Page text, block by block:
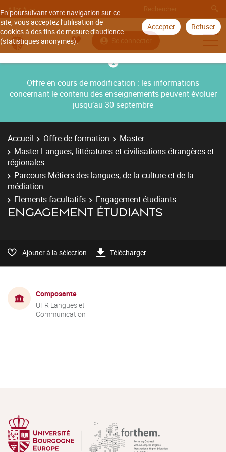
En poursuivant votre navigation sur ce
site, vous acceptez l'utilisation de
cookies à des fins de mesure d'audience
(statistiques anonymes).
Accepter Refuser
Aller à
Se connecter
Offre en cours de modification : les informations
concernant le contenu des enseignements peuvent évoluer
jusqu’au 30 septembre
Accueil Offre de formation
Master
Master Langues, littératures et civilisations étrangères et
régionales
Parcours Métiers des langues, de la culture et de la
médiation
Elements facultatifs
Engagement étudiants
ENGAGEMENT ÉTUDIANTS
Ajouter à la sélection Télécharger
Composante
UFR Langues et
Communication